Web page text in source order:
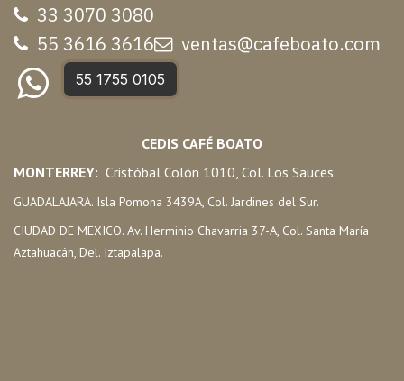
33 3070 3080
55 3616 3616
ventas@cafeboato.com
55 1755 0105
CEDIS CAFÉ BOATO
MONTERREY: Cristóbal Colón 1010, Col. Los Sauces.
GUADALAJARA. Isla Pomona 3439A, Col. Jardines del Sur.
CIUDAD DE MEXICO. Av. Herminio Chavarria 37-A, Col. Santa María
Aztahuacán, Del. Iztapalapa.